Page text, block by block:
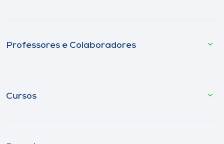
Professores e Colaboradores
Cursos